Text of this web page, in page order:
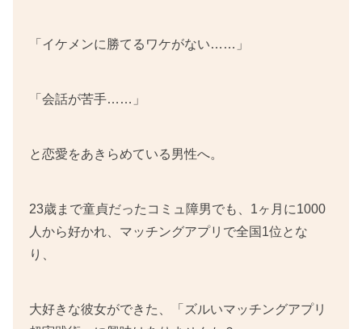
「イケメンに勝てるワケがない……」
「会話が苦手……」
と恋愛をあきらめている男性へ。
23歳まで童貞だったコミュ障男でも、1ヶ月に1000
人から好かれ、マッチングアプリで全国1位とな
り、
大好きな彼女ができた、「ズルいマッチングアプリ